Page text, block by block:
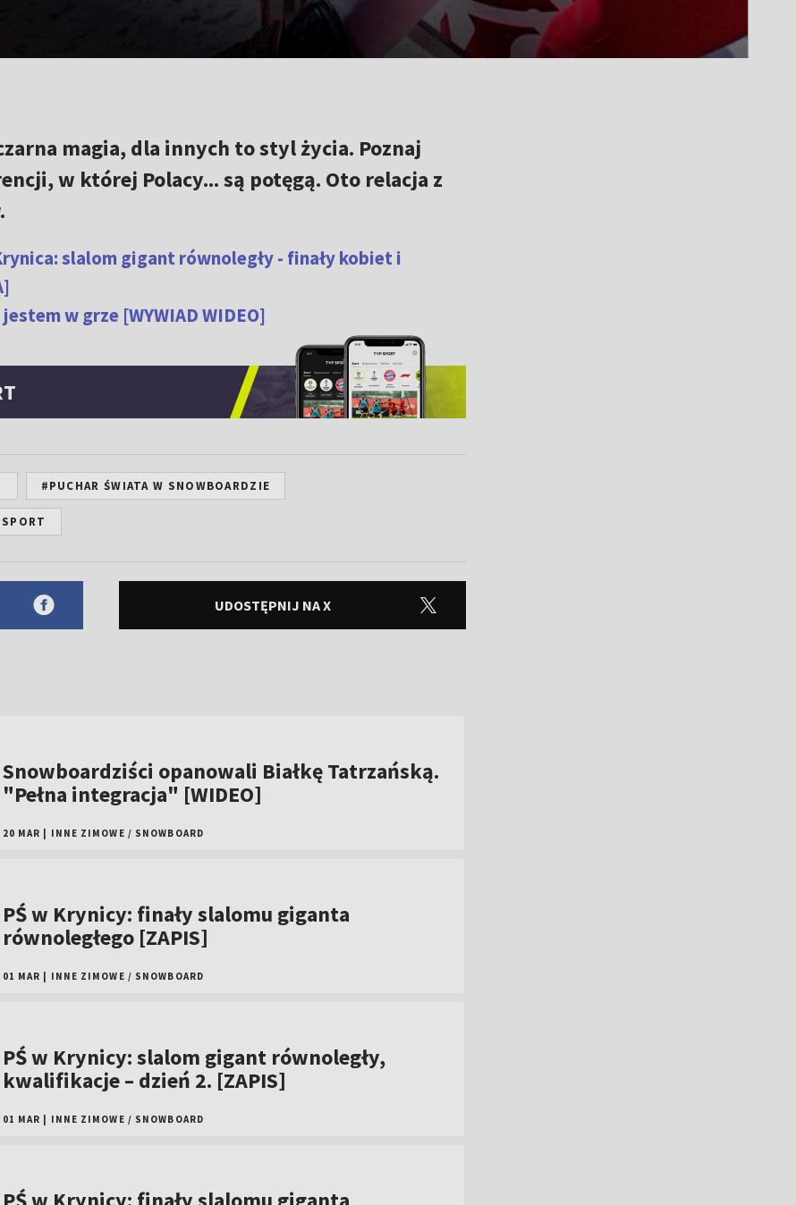
magia, dla innych to styl życia. Poznaj
w której Polacy... są potęgą. Oto relacja z
slalom gigant równoległy - finały kobiet i
w grze [WYWIAD WIDEO]
#PUCHAR ŚWIATA W SNOWBOARDZIE
UDOSTĘPNIJ NA X
Snowboardziści opanowali Białkę Tatrzańską.
"Pełna integracja" [WIDEO]
20 MAR INNE ZIMOWE / SNOWBOARD
PŚ w Krynicy: finały slalomu giganta
równoległego [ZAPIS]
01 MAR INNE ZIMOWE / SNOWBOARD
PŚ w Krynicy: slalom gigant równoległy,
kwalifikacje – dzień 2. [ZAPIS]
01 MAR INNE ZIMOWE / SNOWBOARD